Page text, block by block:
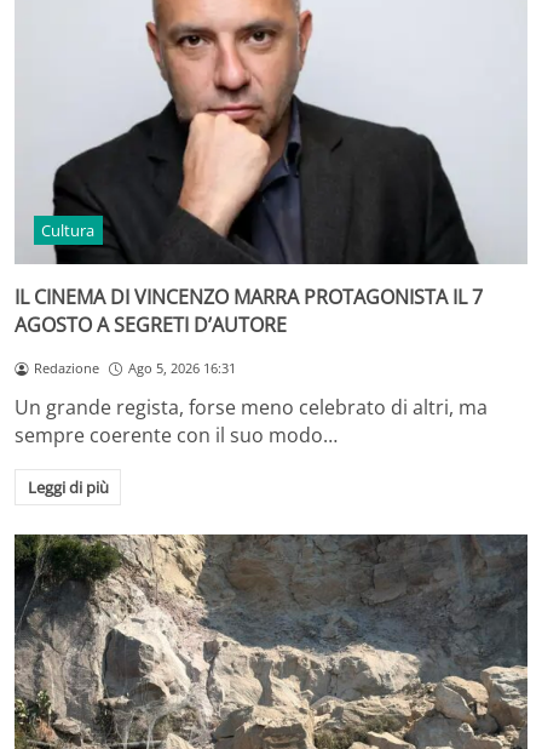
Cultura
IL CINEMA DI VINCENZO MARRA PROTAGONISTA IL 7
AGOSTO A SEGRETI D’AUTORE
Redazione Ago 5, 2026 16:31
Un grande regista, forse meno celebrato di altri, ma
sempre coerente con il suo modo…
Leggi di più